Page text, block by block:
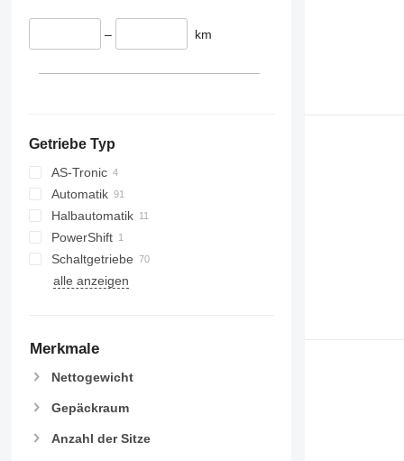
– km
Getriebe Typ
AS-Tronic
Automatik
Halbautomatik
PowerShift
Schaltgetriebe
alle anzeigen
Merkmale
Nettogewicht
Gepäckraum
Anzahl der Sitze